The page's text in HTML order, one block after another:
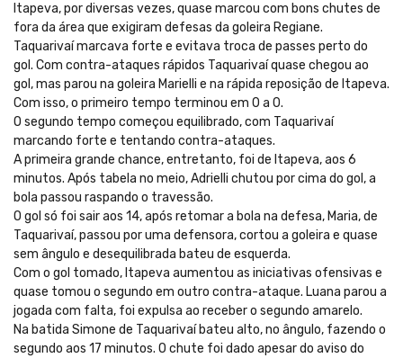
Itapeva, por diversas vezes, quase marcou com bons chutes de
fora da área que exigiram defesas da goleira Regiane.
Taquarivaí marcava forte e evitava troca de passes perto do
gol. Com contra-ataques rápidos Taquarivaí quase chegou ao
gol, mas parou na goleira Marielli e na rápida reposição de Itapeva.
Com isso, o primeiro tempo terminou em 0 a 0.
O segundo tempo começou equilibrado, com Taquarivaí
marcando forte e tentando contra-ataques.
A primeira grande chance, entretanto, foi de Itapeva, aos 6
minutos. Após tabela no meio, Adrielli chutou por cima do gol, a
bola passou raspando o travessão.
O gol só foi sair aos 14, após retomar a bola na defesa, Maria, de
Taquarivaí, passou por uma defensora, cortou a goleira e quase
sem ângulo e desequilibrada bateu de esquerda.
Com o gol tomado, Itapeva aumentou as iniciativas ofensivas e
quase tomou o segundo em outro contra-ataque. Luana parou a
jogada com falta, foi expulsa ao receber o segundo amarelo.
Na batida Simone de Taquarivaí bateu alto, no ângulo, fazendo o
segundo aos 17 minutos. O chute foi dado apesar do aviso do